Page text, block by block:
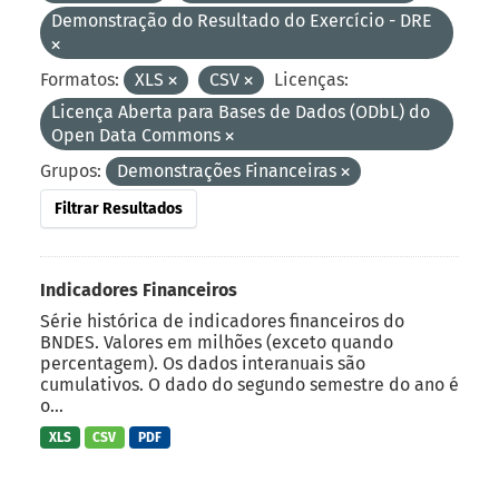
Demonstração do Resultado do Exercício - DRE
Formatos: XLS CSV
Licenças:
Licença Aberta para Bases de Dados (ODbL) do
Open Data Commons
Grupos:
Demonstrações Financeiras
Filtrar Resultados
Indicadores Financeiros
Série histórica de indicadores financeiros do
BNDES. Valores em milhões (exceto quando
percentagem). Os dados interanuais são
cumulativos. O dado do segundo semestre do ano é
o...
XLS CSV PDF